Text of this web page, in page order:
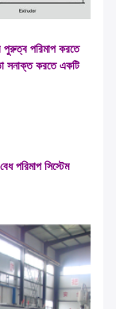
পুরুত্ব পরিমাপ করতে
সনাক্ত করতে একটি
পরিমাপ সিস্টেম